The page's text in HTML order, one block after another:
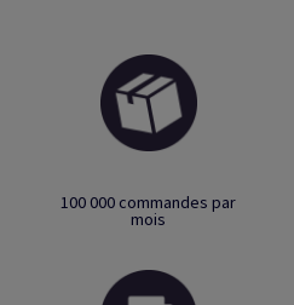
100 000 commandes par
mois